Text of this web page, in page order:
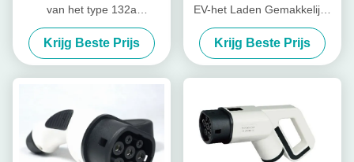
van het type 132a
Elektrische voertuig met 5m
Kabel
Krijg Beste Prijs
EV-het Laden Gemakkelijke
Kabels assembleer Type -
Vrouwelijke Stop 2
Krijg Beste Prijs